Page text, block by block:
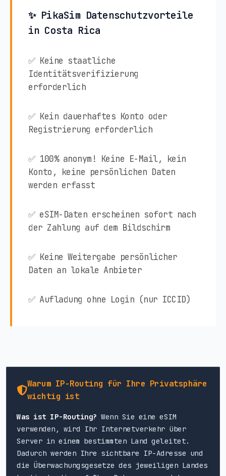
✨ PikaSim Datenschutzvorteile
in Costa Rica
✅ Keine staatliche
Identitätsverifizierung
erforderlich
✅ Kein dauerhaftes Konto oder
Registrierung erforderlich
✅ 100% anonym! Keine E-Mail, kein
Konto, keine persönlichen Daten
werden erfasst
✅ eSIM-Daten erscheinen sofort nach
der Zahlung auf dem Bildschirm
✅ Keine Weitergabe persönlicher
Daten an lokale Anbieter
✅ Aufladung ohne Login (nur ICCID)
Warum IP-Routing für Ihre Privatsphäre
wichtig ist
Was ist IP-Routing? Wenn Sie eine eSIM
verwenden, wird Ihr Internetverkehr über
Server in einem bestimmten Land geleitet.
Dadurch werden Ihre sichtbare IP-Adresse und
die Überwachungsgesetze des jeweiligen Landes